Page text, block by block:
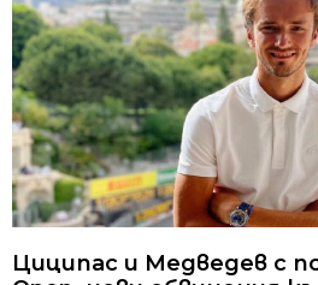
Циципас и Медведев с